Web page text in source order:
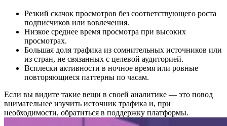
Резкий скачок просмотров без соответствующего роста
подписчиков или вовлечения.
Низкое среднее время просмотра при высоких
просмотрах.
Большая доля трафика из сомнительных источников или
из стран, не связанных с целевой аудиторией.
Всплески активности в ночное время или ровные
повторяющиеся паттерны по часам.
Если вы видите такие вещи в своей аналитике — это повод
внимательнее изучить источник трафика и, при
необходимости, обратиться в поддержку платформы.